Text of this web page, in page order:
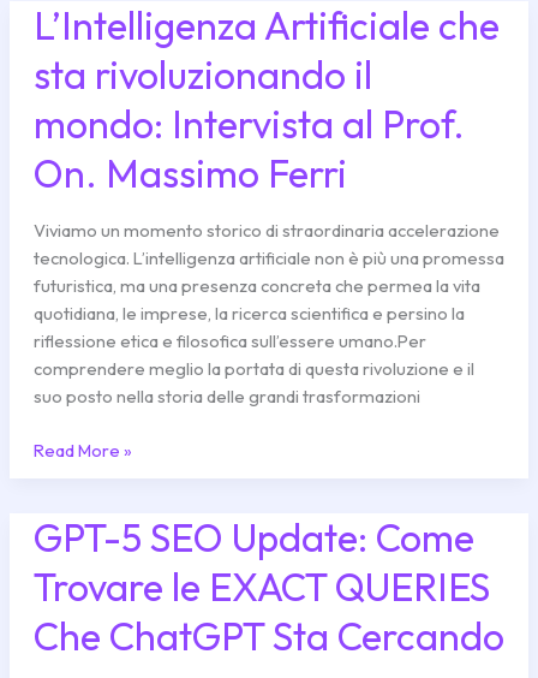
L’Intelligenza Artificiale che
sta rivoluzionando il
mondo: Intervista al Prof.
On. Massimo Ferri
Viviamo un momento storico di straordinaria accelerazione
tecnologica. L’intelligenza artificiale non è più una promessa
futuristica, ma una presenza concreta che permea la vita
quotidiana, le imprese, la ricerca scientifica e persino la
riflessione etica e filosofica sull’essere umano.Per
comprendere meglio la portata di questa rivoluzione e il
suo posto nella storia delle grandi trasformazioni
L’Intelligenza
Artificiale
che
rivoluzionando
mondo:
al
Prof.
On.
Massimo
Ferri
Read More »
GPT-5 SEO Update: Come
Trovare le EXACT QUERIES
Che ChatGPT Sta Cercando
GPT-
5
SEO
Update:
Come